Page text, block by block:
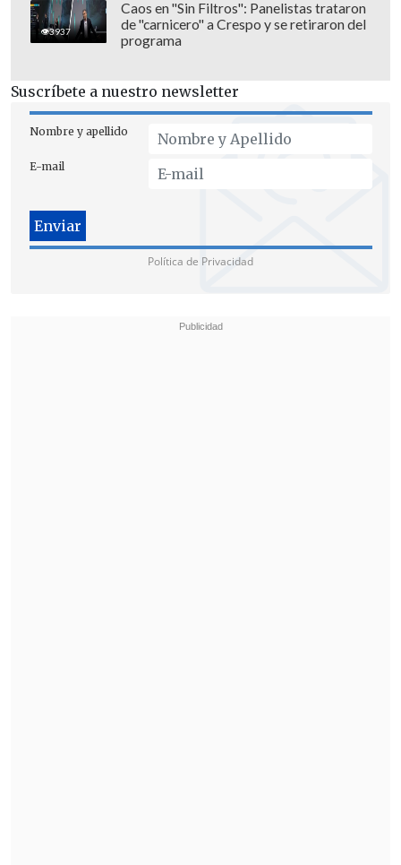
3937
Caos en "Sin Filtros": Panelistas trataron
de "carnicero" a Crespo y se retiraron del
programa
Suscríbete a nuestro newsletter
Nombre y apellido
E-mail
Política de Privacidad